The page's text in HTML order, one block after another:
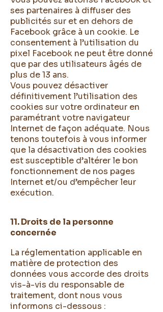
ses partenaires à diffuser des
publicités sur et en dehors de
Facebook grâce à un cookie. Le
consentement à l’utilisation du
pixel Facebook ne peut être donné
que par des utilisateurs âgés de
plus de 13 ans.
Vous pouvez désactiver
définitivement l’utilisation des
cookies sur votre ordinateur en
paramétrant votre navigateur
Internet de façon adéquate. Nous
tenons toutefois à vous informer
que la désactivation des cookies
est susceptible d’altérer le bon
fonctionnement de nos pages
Internet et/ou d’empêcher leur
exécution.
11. Droits de la personne
concernée
La réglementation applicable en
matière de protection des
données vous accorde des droits
vis-à-vis du responsable de
traitement, dont nous vous
informons ci-dessous :